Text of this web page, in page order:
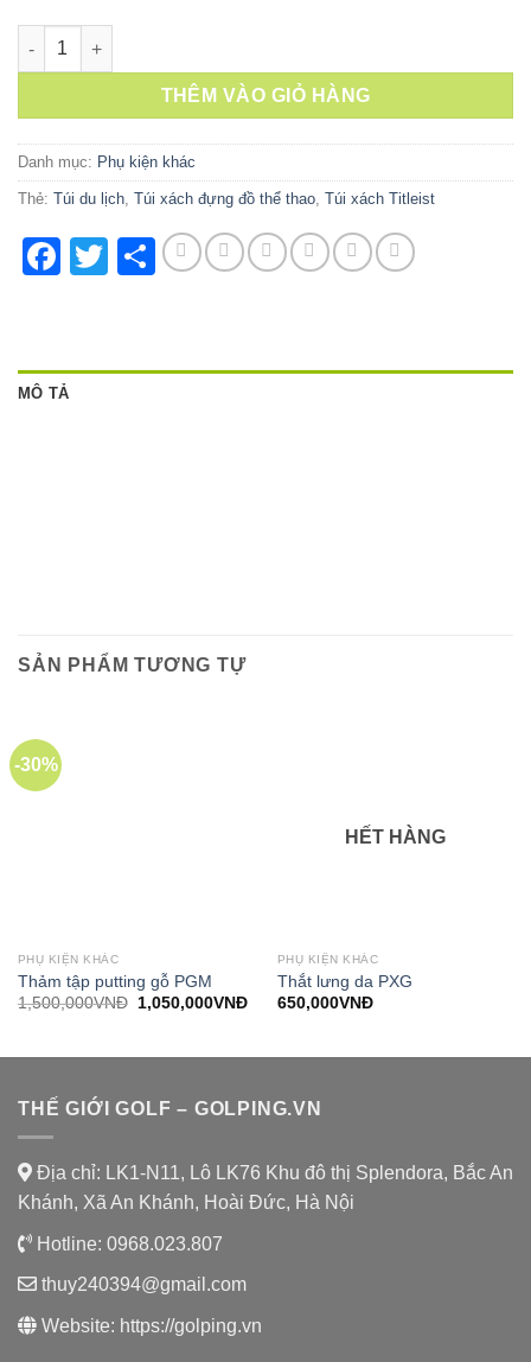
Túi xách vải Titleist mịn đẹp số lượng
THÊM VÀO GIỎ HÀNG
Danh mục: Phụ kiện khác
Thẻ: Túi du lịch Túi xách đựng đồ thể thao Túi xách Titleist
Facebook
Twitter
Share
MÔ TẢ
SẢN PHẨM TƯƠNG TỰ
-30%
PHỤ KIỆN KHÁC
Thảm tập putting gỗ PGM
1,500,000VNĐ
Giá
1,050,000VNĐGiá
HẾT HÀNG
PHỤ KIỆN KHÁC
Thắt lưng da PXG
650,000VNĐ
THẾ GIỚI GOLF – GOLPING.VN
Địa chỉ: LK1-N11, Lô LK76 Khu đô thị Splendora, Bắc An
Khánh, Xã An Khánh, Hoài Đức, Hà Nội
Hotline: 0968.023.807
thuy240394@gmail.com
Website: https://golping.vn